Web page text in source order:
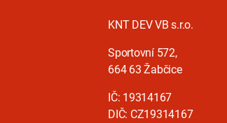
KNT DEV VB s.r.o.
Sportovní 572,
664 63 Žabčice
IČ: 19314167
DIČ: CZ19314167